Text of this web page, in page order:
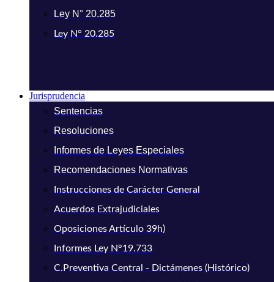
Ley N° 20.285
Ley N° 20.285
Jurisprudencia
Sentencias
Resoluciones
Informes de Leyes Especiales
Recomendaciones Normativas
Instrucciones de Carácter General
Acuerdos Extrajudiciales
Oposiciones Artículo 39h)
Informes Ley N°19.733
C.Preventiva Central - Dictámenes (Histórico)